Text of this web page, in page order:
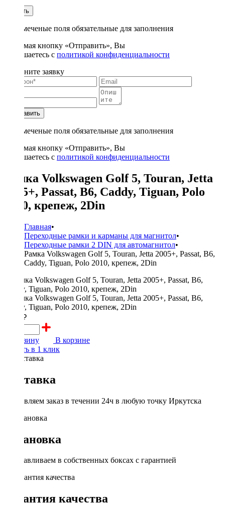
Купить
* - отмеченые поля обязательные для заполнения
Нажимая кнопку «Отправить», Вы
соглашаетесь с политикой конфиденциальности
Заполните заявку
Отправить
* - отмеченые поля обязательные для заполнения
Нажимая кнопку «Отправить», Вы
соглашаетесь с политикой конфиденциальности
Рамка Volkswagen Golf 5, Touran, Jetta
2005+, Passat, B6, Caddy, Tiguan, Polo
2010, крепеж, 2Din
Главная•
Переходные рамки и карманы для магнитол•
Переходные рамки 2 DIN для автомагнитол•
Рамка Volkswagen Golf 5, Touran, Jetta 2005+, Passat, B6,
Caddy, Tiguan, Polo 2010, крепеж, 2Din
1000 ₽
В корзину
В корзине
Купить в 1 клик
Доставка
Доставляем заказ в течении 24ч в любую точку Иркутска
Установка
Устанавливаем в собственных боксах с гарантией
Гарантия качества